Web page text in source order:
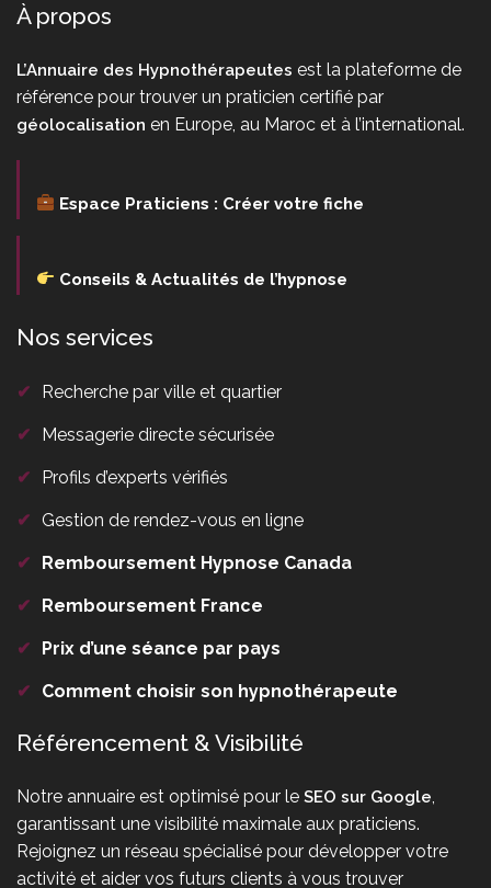
À propos
L’Annuaire des Hypnothérapeutes est la plateforme de
référence pour trouver un praticien certifié par
géolocalisation en Europe, au Maroc et à l’international.
Espace Praticiens : Créer votre fiche
Conseils & Actualités de l’hypnose
Nos services
✔ Recherche par ville et quartier
✔ Messagerie directe sécurisée
✔ Profils d’experts vérifiés
✔ Gestion de rendez-vous en ligne
✔ Remboursement Hypnose Canada
✔ Remboursement France
✔ Prix d’une séance par pays
✔ Comment choisir son hypnothérapeute
Référencement & Visibilité
Notre annuaire est optimisé pour le SEO sur Google
garantissant une visibilité maximale aux praticiens.
Rejoignez un réseau spécialisé pour développer votre
activité et aider vos futurs clients à vous trouver